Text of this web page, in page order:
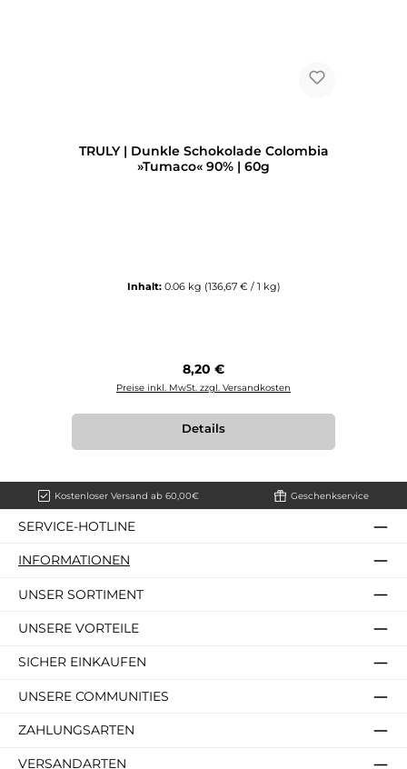
TRULY | Dunkle Schokolade Colombia
»Tumaco« 90% | 60g
Inhalt: 0.06 kg (136,67 € / 1 kg)
Regulärer Preis:
8,20 €
Preise inkl. MwSt. zzgl. Versandkosten
Details
Kostenloser Versand ab 60,00€ Geschenkservice
SERVICE-HOTLINE
INFORMATIONEN
UNSER SORTIMENT
UNSERE VORTEILE
SICHER EINKAUFEN
UNSERE COMMUNITIES
ZAHLUNGSARTEN
VERSANDARTEN